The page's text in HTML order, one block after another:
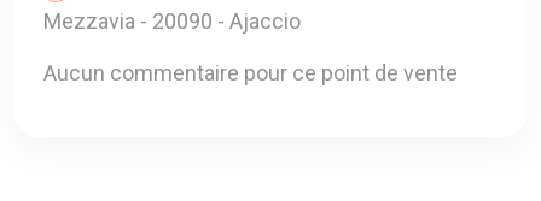
Mezzavia - 20090 - Ajaccio
Aucun commentaire pour ce point de vente